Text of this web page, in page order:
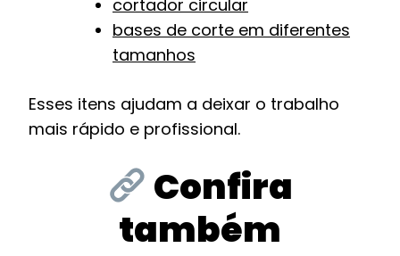
cortador circular
bases de corte em diferentes
tamanhos
Esses itens ajudam a deixar o trabalho
mais rápido e profissional.
Confira
também